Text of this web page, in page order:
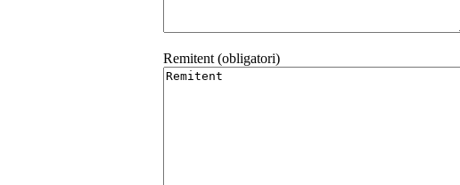
Remitent (obligatori)